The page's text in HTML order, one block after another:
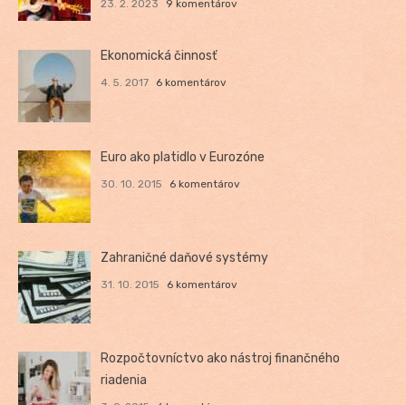
23. 2. 2023 9 komentárov
Ekonomická činnosť
4. 5. 2017 6 komentárov
Euro ako platidlo v Eurozóne
30. 10. 2015 6 komentárov
Zahraničné daňové systémy
31. 10. 2015 6 komentárov
Rozpočtovníctvo ako nástroj finančného
riadenia